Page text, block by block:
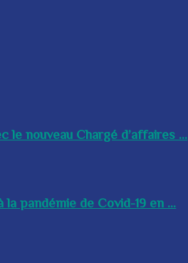
nouveau Chargé d’affaires ...
pandémie de Covid-19 en ...